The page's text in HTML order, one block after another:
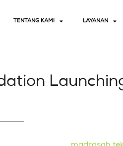
TENTANG KAMI LAYANAN